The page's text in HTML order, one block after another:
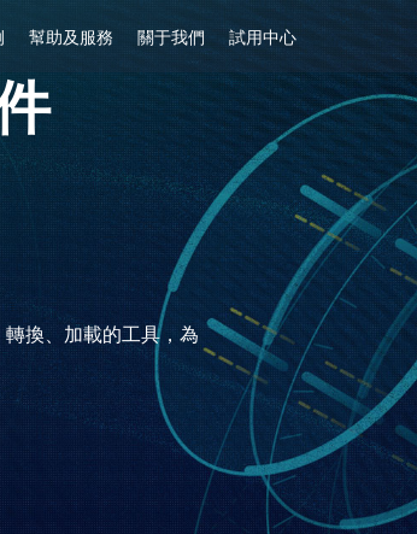
幫助及服務 關于我們 試用中心
換、加載的工具，為